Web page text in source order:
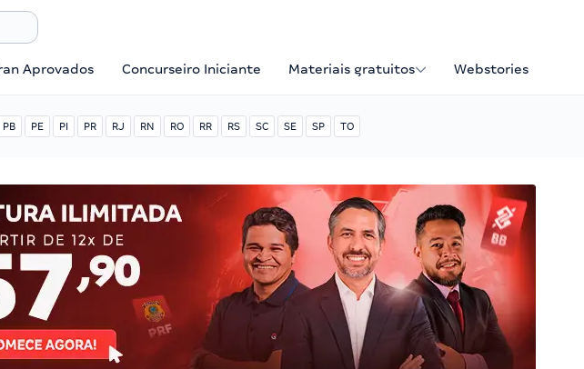
Aprovados Concurseiro Iniciante Materiais gratuitos Webstories
PB PE PI PR RJ RN RO RR RS SC SE SP TO